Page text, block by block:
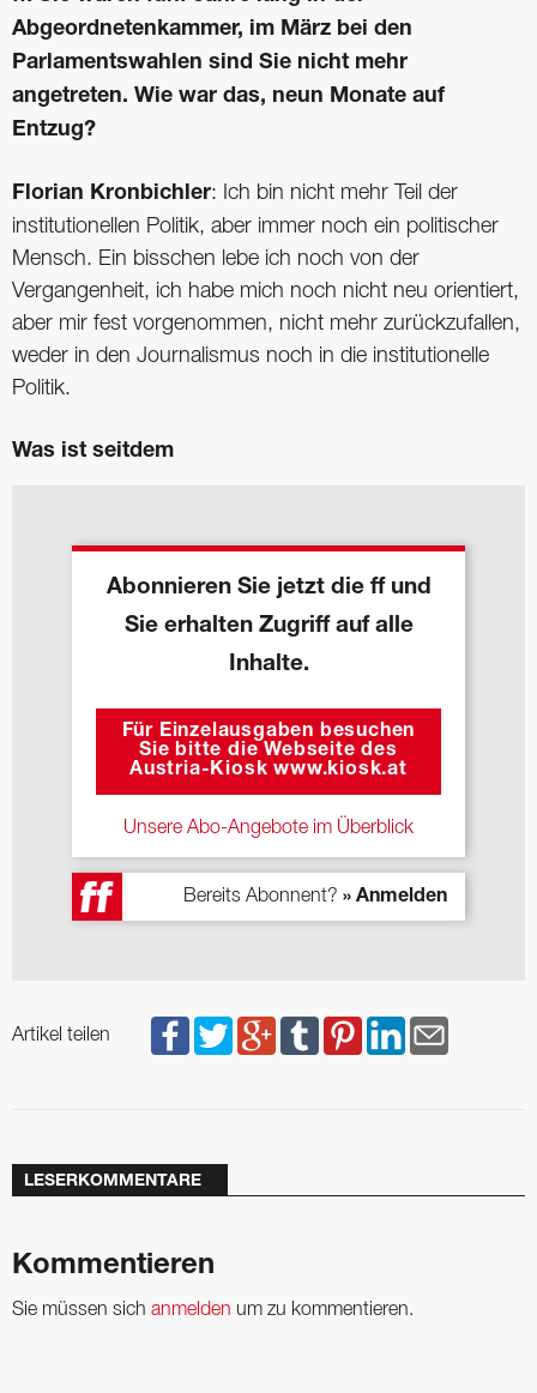
Abgeordnetenkammer, im März bei den
Parlamentswahlen sind Sie nicht mehr
angetreten. Wie war das, neun Monate auf
Entzug?
Florian Kronbichler: Ich bin nicht mehr Teil der
institutionellen Politik, aber immer noch ein politischer
Mensch. Ein bisschen lebe ich noch von der
Vergangenheit, ich habe mich noch nicht neu orientiert,
aber mir fest vorgenommen, nicht mehr zurückzufallen,
weder in den Journalismus noch in die institutionelle
Politik.
Was ist seitdem
Abonnieren Sie jetzt die ff und
Sie erhalten Zugriff auf alle
Inhalte.
Für Einzelausgaben besuchen
Sie bitte die Webseite des
Austria-Kiosk www.kiosk.at
Unsere Abo-Angebote im Überblick
Bereits Abonnent? » Anmelden
Artikel teilen
LESERKOMMENTARE
Kommentieren
Sie müssen sich anmelden um zu kommentieren.